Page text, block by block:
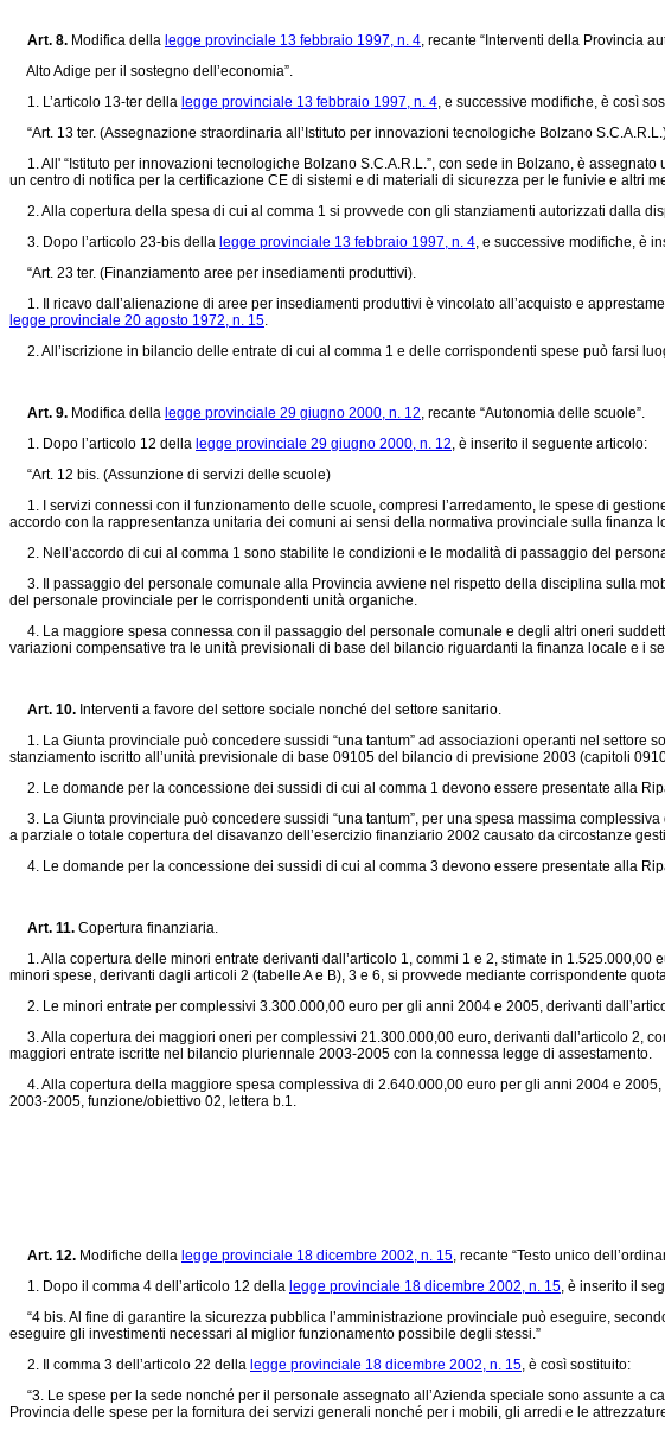
Art. 8. Modifica della legge provinciale 13 febbraio 1997, n. 4, recante “Interventi della Provincia
Alto Adige per il sostegno dell’economia”.
1. L’articolo 13-ter della legge provinciale 13 febbraio 1997, n. 4, e successive modifiche, è così
“Art. 13 ter. (Assegnazione straordinaria all’Istituto per innovazioni tecnologiche Bolzano
1. All' “Istituto per innovazioni tecnologiche Bolzano S.C.A.R.L.”, con sede in Bolzano, è
un centro di notifica per la certificazione CE di sistemi e di materiali di sicurezza per le funivie e altri
2. Alla copertura della spesa di cui al comma 1 si provvede con gli stanziamenti autorizzati dalla
3. Dopo l’articolo 23-bis della legge provinciale 13 febbraio 1997, n. 4, e successive modifiche, è
“Art. 23 ter. (Finanziamento aree per insediamenti produttivi).
1. Il ricavo dall’alienazione di aree per insediamenti produttivi è vincolato all’acquisto e
legge provinciale 20 agosto 1972, n. 15.
2. All’iscrizione in bilancio delle entrate di cui al comma 1 e delle corrispondenti spese può farsi
Art. 9. Modifica della legge provinciale 29 giugno 2000, n. 12, recante “Autonomia delle scuole”.
1. Dopo l’articolo 12 della legge provinciale 29 giugno 2000, n. 12, è inserito il seguente articolo:
“Art. 12 bis. (Assunzione di servizi delle scuole)
1. I servizi connessi con il funzionamento delle scuole, compresi l’arredamento, le spese di
accordo con la rappresentanza unitaria dei comuni ai sensi della normativa provinciale sulla finanza
2. Nell’accordo di cui al comma 1 sono stabilite le condizioni e le modalità di passaggio del
3. Il passaggio del personale comunale alla Provincia avviene nel rispetto della disciplina sulla
del personale provinciale per le corrispondenti unità organiche.
4. La maggiore spesa connessa con il passaggio del personale comunale e degli altri oneri
variazioni compensative tra le unità previsionali di base del bilancio riguardanti la finanza locale e i
Art. 10. Interventi a favore del settore sociale nonché del settore sanitario.
1. La Giunta provinciale può concedere sussidi “una tantum” ad associazioni operanti nel settore
stanziamento iscritto all’unità previsionale di base 09105 del bilancio di previsione 2003 (capitoli
2. Le domande per la concessione dei sussidi di cui al comma 1 devono essere presentate alla
3. La Giunta provinciale può concedere sussidi “una tantum”, per una spesa massima
a parziale o totale copertura del disavanzo dell’esercizio finanziario 2002 causato da circostanze
4. Le domande per la concessione dei sussidi di cui al comma 3 devono essere presentate alla
Art. 11. Copertura finanziaria.
1. Alla copertura delle minori entrate derivanti dall’articolo 1, commi 1 e 2, stimate in
minori spese, derivanti dagli articoli 2 (tabelle A e B), 3 e 6, si provvede mediante corrispondente
2. Le minori entrate per complessivi 3.300.000,00 euro per gli anni 2004 e 2005, derivanti
3. Alla copertura dei maggiori oneri per complessivi 21.300.000,00 euro, derivanti dall’articolo 2,
maggiori entrate iscritte nel bilancio pluriennale 2003-2005 con la connessa legge di assestamento.
4. Alla copertura della maggiore spesa complessiva di 2.640.000,00 euro per gli anni 2004 e
2003-2005, funzione/obiettivo 02, lettera b.1.
Art. 12. Modifiche della legge provinciale 18 dicembre 2002, n. 15, recante “Testo unico
1. Dopo il comma 4 dell’articolo 12 della legge provinciale 18 dicembre 2002, n. 15, è inserito il
“4 bis. Al fine di garantire la sicurezza pubblica l’amministrazione provinciale può eseguire,
eseguire gli investimenti necessari al miglior funzionamento possibile degli stessi.”
2. Il comma 3 dell’articolo 22 della legge provinciale 18 dicembre 2002, n. 15, è così sostituito:
“3. Le spese per la sede nonché per il personale assegnato all’Azienda speciale sono assunte a
Provincia delle spese per la fornitura dei servizi generali nonché per i mobili, gli arredi e le